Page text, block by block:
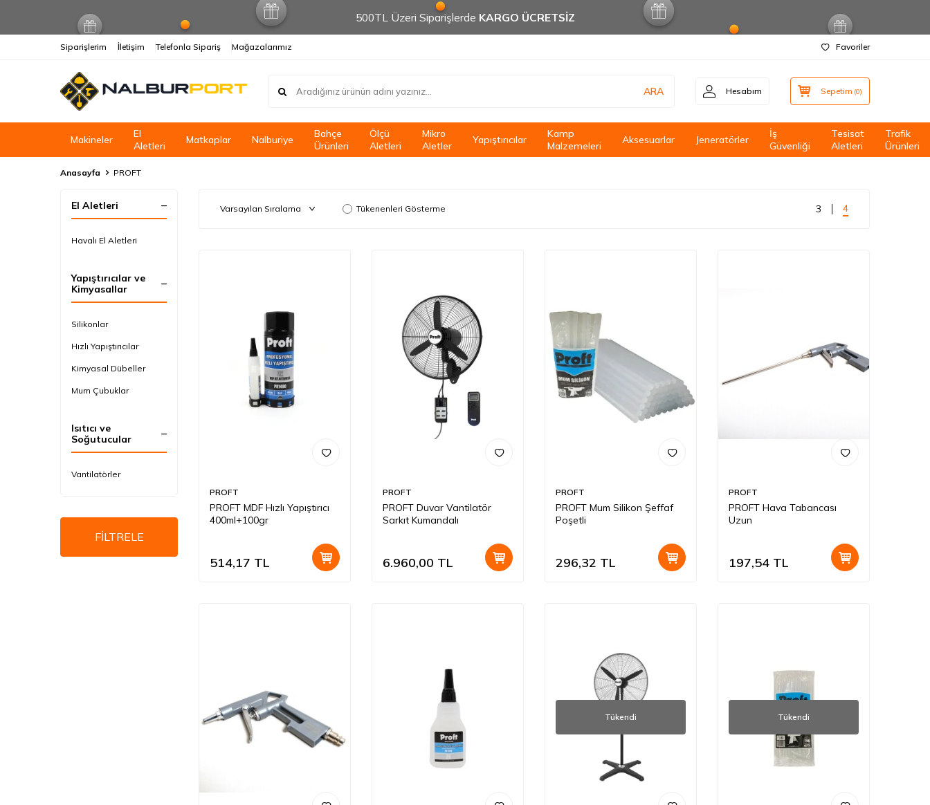
500TL Üzeri Siparişlerde KARGO ÜCRETSİZ
Siparişlerim İletişim Telefonla Sipariş Mağazalarımız Favoriler
ARA Hesabım Sepetim (0)
Makineler
El
Aletleri
Matkaplar Nalburiye
Bahçe
Ürünleri
Ölçü
Aletleri
Mikro
Aletler
Yapıştırıcılar
Kamp
Malzemeleri
Aksesuarlar Jeneratörler
İş
Güvenliği
Tesisat
Aletleri
Trafik
Ürünleri
Anasayfa PROFT
El Aletleri
Havalı El Aletleri
Yapıştırıcılar ve
Kimyasallar
Silikonlar
Hızlı Yapıştırıcılar
Kimyasal Dübeller
Mum Çubuklar
Isıtıcı ve
Soğutucular
Vantilatörler
FİLTRELE
Tükenenleri Gösterme 3 4
PROFT
PROFT MDF Hızlı Yapıştırıcı
400ml+100gr
514,17 TL
PROFT
PROFT Duvar Vantilatör
Sarkıt Kumandalı
6.960,00 TL
PROFT
PROFT Mum Silikon Şeffaf
Poşetli
296,32 TL
PROFT
PROFT Hava Tabancası
Uzun
197,54 TL
Tükendi Tükendi